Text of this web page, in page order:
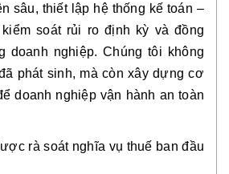
sâu, thiết lập hệ thống kế toán –
soát rủi ro định kỳ và đồng
doanh nghiệp. Chúng tôi không
phát sinh, mà còn xây dựng cơ
doanh nghiệp vận hành an toàn
rà soát nghĩa vụ thuế ban đầu